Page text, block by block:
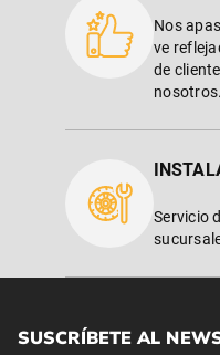
Nos
ve
de
nosotros.
Servicio
SUSCRÍBETE AL